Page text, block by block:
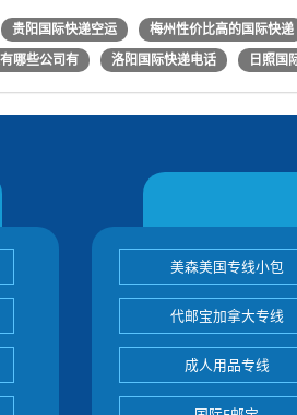
贵阳国际快递空运 梅州性价比高的国际快递
哪些公司有 洛阳国际快递电话 日照国
美森美国专线小包
代邮宝加拿大专线
成人用品专线